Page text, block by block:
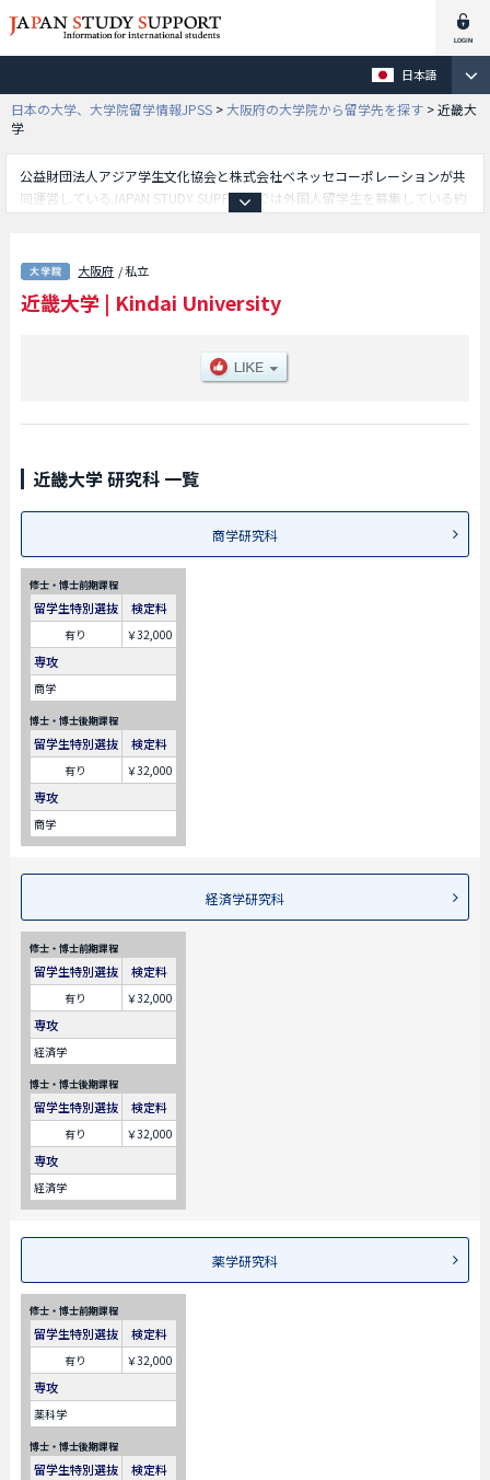
日本語
日本の大学、大学院留学情報JPSS >大阪府の大学院から留学先を探す >近畿大
学
公益財団法人アジア学生文化協会と株式会社ベネッセコーポレーションが共
同運営しているJAPAN STUDY SUPPORTでは外国人留学生を募集している約
研究科や薬学研究科や総合文化研究科や農学研究科やシステム工学研究科や
生物理工学研究科や総合理工学研究科や産業理工学研究科等、研究科別情報
や、募集定員や合格者数など入試情報、施設案内、アクセスなど外国人留学
大阪府 / 私立
近畿大学 | Kindai University
近畿大学 研究科 一覧
商学研究科
修士・博士前期課程
留学生特別選抜 検定料
有り ￥32,000
専攻
商学
博士・博士後期課程
留学生特別選抜 検定料
有り ￥32,000
専攻
商学
経済学研究科
修士・博士前期課程
留学生特別選抜 検定料
有り ￥32,000
専攻
経済学
博士・博士後期課程
留学生特別選抜 検定料
有り ￥32,000
専攻
経済学
薬学研究科
修士・博士前期課程
留学生特別選抜 検定料
有り ￥32,000
専攻
薬科学
博士・博士後期課程
留学生特別選抜 検定料